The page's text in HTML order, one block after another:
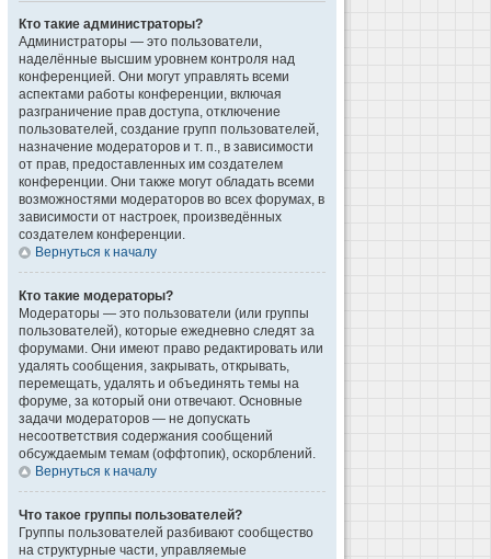
Кто такие администраторы?
Администраторы — это пользователи,
наделённые высшим уровнем контроля над
конференцией. Они могут управлять всеми
аспектами работы конференции, включая
разграничение прав доступа, отключение
пользователей, создание групп пользователей,
назначение модераторов и т. п., в зависимости
от прав, предоставленных им создателем
конференции. Они также могут обладать всеми
возможностями модераторов во всех форумах, в
зависимости от настроек, произведённых
создателем конференции.
Вернуться к началу
Кто такие модераторы?
Модераторы — это пользователи (или группы
пользователей), которые ежедневно следят за
форумами. Они имеют право редактировать или
удалять сообщения, закрывать, открывать,
перемещать, удалять и объединять темы на
форуме, за который они отвечают. Основные
задачи модераторов — не допускать
несоответствия содержания сообщений
обсуждаемым темам (оффтопик), оскорблений.
Вернуться к началу
Что такое группы пользователей?
Группы пользователей разбивают сообщество
на структурные части, управляемые